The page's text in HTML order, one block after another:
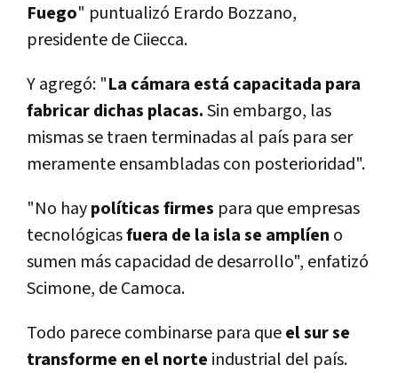
Fuego" puntualizó Erardo Bozzano,
presidente de Ciiecca.
Y agregó: "La cámara está capacitada para
fabricar dichas placas.Sin embargo, las
mismas se traen terminadas al país para ser
meramente ensambladas con posterioridad".
"No haypolíticas firmes para que empresas
tecnológicasfuera de la isla se amplíen o
sumen más capacidad de desarrollo", enfatizó
Scimone, de Camoca.
Todo parece combinarse para queel sur se
transforme en el norte industrial del país.